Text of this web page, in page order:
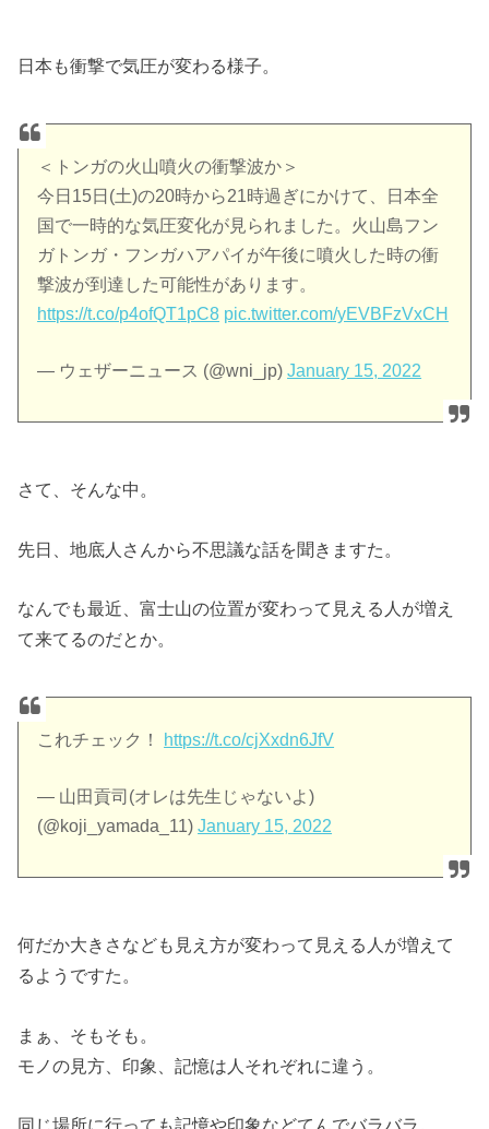
日本も衝撃で気圧が変わる様子。
＜トンガの火山噴火の衝撃波か＞
今日15日(土)の20時から21時過ぎにかけて、日本全
国で一時的な気圧変化が見られました。火山島フン
ガトンガ・フンガハアパイが午後に噴火した時の衝
撃波が到達した可能性があります。
https://t.co/p4ofQT1pC8 pic.twitter.com/yEVBFzVxCH
— ウェザーニュース (@wni_jp)January 15, 2022
さて、そんな中。
先日、地底人さんから不思議な話を聞きますた。
なんでも最近、富士山の位置が変わって見える人が増え
て来てるのだとか。
これチェック！ https://t.co/cjXxdn6JfV
— 山田貢司(オレは先生じゃないよ)
(@koji_yamada_11)January 15, 2022
何だか大きさなども見え方が変わって見える人が増えて
るようですた。
まぁ、そもそも。
モノの見方、印象、記憶は人それぞれに違う。
同じ場所に行っても記憶や印象などてんでバラバラ。